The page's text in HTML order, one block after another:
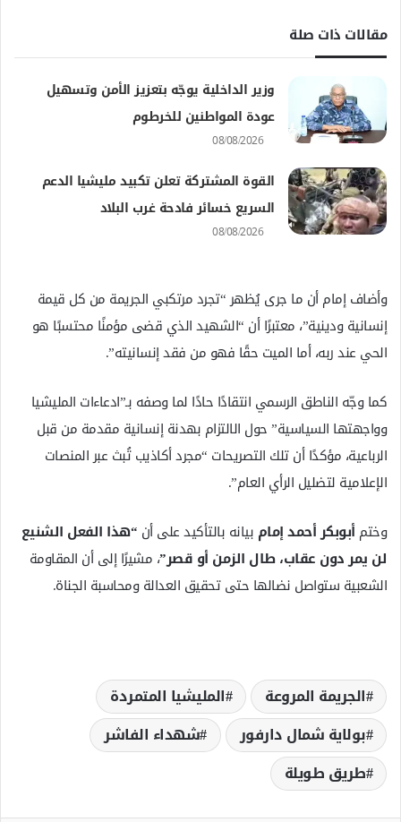
مقالات ذات صلة
وزير الداخلية يوجّه بتعزيز الأمن وتسهيل
عودة المواطنين للخرطوم
08/08/2026
القوة المشتركة تعلن تكبيد مليشيا الدعم
السريع خسائر فادحة غرب البلاد
08/08/2026
وأضاف إمام أن ما جرى يُظهر “تجرد مرتكبي الجريمة من كل قيمة
إنسانية ودينية”، معتبرًا أن “الشهيد الذي قضى مؤمنًا محتسبًا هو
الحي عند ربه، أما الميت حقًا فهو من فقد إنسانيته”.
كما وجّه الناطق الرسمي انتقادًا حادًا لما وصفه بـ”ادعاءات المليشيا
وواجهتها السياسية” حول الالتزام بهدنة إنسانية مقدمة من قبل
الرباعية، مؤكدًا أن تلك التصريحات “مجرد أكاذيب تُبث عبر المنصات
الإعلامية لتضليل الرأي العام”.
وختم أبوبكر أحمد إمام بيانه بالتأكيد على أن “هذا الفعل الشنيع
لن يمر دون عقاب، طال الزمن أو قصر”، مشيرًا إلى أن المقاومة
الشعبية ستواصل نضالها حتى تحقيق العدالة ومحاسبة الجناة.
الجريمة المروعة
المليشيا المتمردة
بولاية شمال دارفور
شهداء الفاشر
طريق طويلة